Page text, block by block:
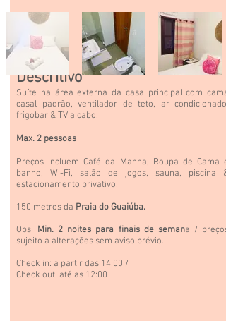
Descritivo
Suíte na área externa da casa principal com cama
casal padrão, ventilador de teto, ar condicionado,
frigobar & TV a cabo.
Max. 2 pessoas
Preços incluem Café da Manha, Roupa de Cama e
banho, Wi-Fi, salão de jogos, sauna, piscina &
estacionamento privativo.
150 metros da Praia do Guaiúba.
Obs: Min. 2 noites para finais de semana / preços
sujeito a alterações sem aviso prévio.
Check in: a partir das 14:00 /
Check out: até as 12:00